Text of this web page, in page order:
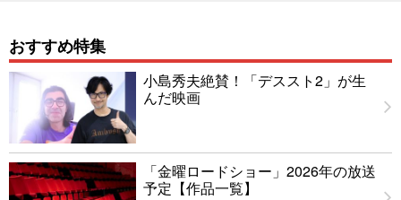
おすすめ特集
小島秀夫絶賛！「デススト2」が生
んだ映画
「金曜ロードショー」2026年の放送
予定【作品一覧】